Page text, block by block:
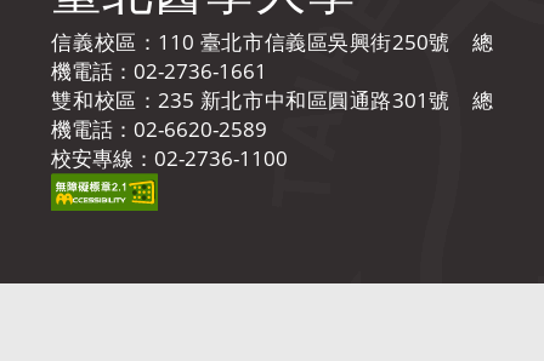
信義校區：110 臺北市信義區吳興街250號 總
機電話：02-2736-1661
雙和校區：235 新北市中和區圓通路301號 總
機電話：02-6620-2589
校安專線：02-2736-1100